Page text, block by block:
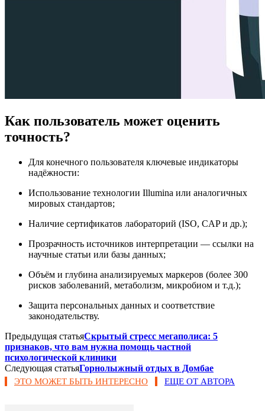
Как пользователь может оценить
точность?
Для конечного пользователя ключевые индикаторы
надёжности:
Использование технологии Illumina или аналогичных
мировых стандартов;
Наличие сертификатов лабораторий (ISO, CAP и др.);
Прозрачность источников интерпретации — ссылки на
научные статьи или базы данных;
Объём и глубина анализируемых маркеров (более 300
рисков заболеваний, метаболизм, микробиом и т.д.);
Защита персональных данных и соответствие
законодательству.
Предыдущая статьяСкрытый стресс мегаполиса: 5
признаков, что вам нужна помощь частной
психологической клиники
Следующая статьяГорнолыжный отдых в Домбае
ЭТО МОЖЕТ БЫТЬ ИНТЕРЕСНО ЕЩЕ ОТ АВТОРА